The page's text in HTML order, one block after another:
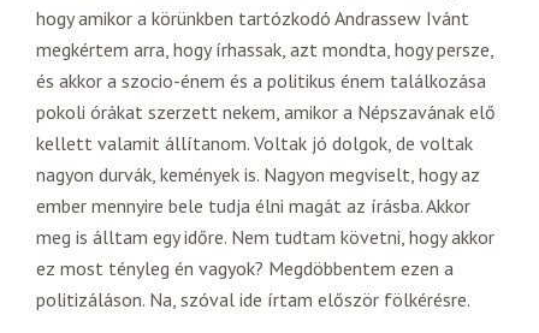
hogy amikor a körünkben tartózkodó Andrassew Ivánt
megkértem arra, hogy írhassak, azt mondta, hogy persze,
és akkor a szocio-énem és a politikus énem találkozása
pokoli órákat szerzett nekem, amikor a Népszavának elő
kellett valamit állítanom. Voltak jó dolgok, de voltak
nagyon durvák, kemények is. Nagyon megviselt, hogy az
ember mennyire bele tudja élni magát az írásba. Akkor
meg is álltam egy időre. Nem tudtam követni, hogy akkor
ez most tényleg én vagyok? Megdöbbentem ezen a
politizáláson. Na, szóval ide írtam először fölkérésre.